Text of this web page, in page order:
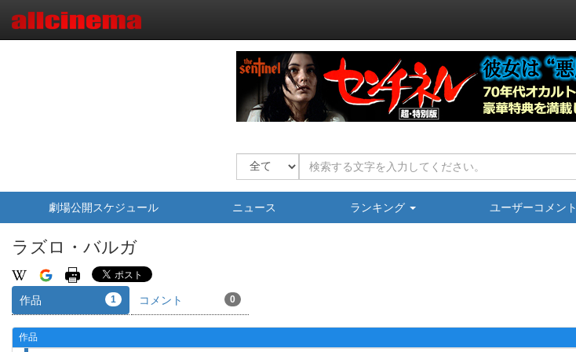
劇場公開スケジュール ニュース ランキング ユーザーコメント
ラズロ・バルガ
作品 1 コメント 0
作品